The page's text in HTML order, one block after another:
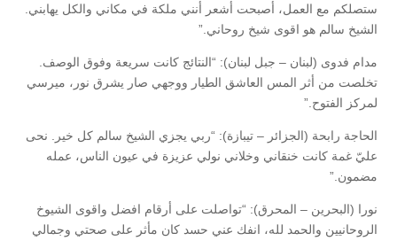
ستصلكم مع العمل، أصبحت أشعر أنني ملكة في مكاني والكل يهابني.
الشيخ سالم هو اقوى شيخ روحاني.”
مدام فدوى (لبنان – جبل لبنان): “النتائج كانت سريعة وفوق الوصف.
تخلصت من أثر المس العاشق الطيار ووجهي صار يشرق نور، ميرسي
لمركز الفتوح.”
الحاجة رابحة (الجزائر – تيبازة): “ربي يجزي الشيخ سالم كل خير. نحى
عليّ غمة كانت خنقاني وخلاني نولي عزيزة في عيون الناس، عمله
مضمون.”
نورا (البحرين – المحرق): “تواصلت على أرقام افضل واقوى الشيوخ
الروحانيين والحمد لله، انفك عني حسد كان مأثر على صحتي وجمالي